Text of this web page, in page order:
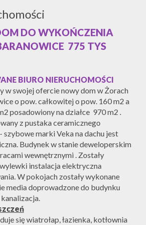
DO WYKOŃCZENIA
775 TYS
BIURO NIERUCHOMOŚCI
w swojej ofercie nowy dom w Żorach
o pow. całkowitej o pow. 160 m2 a
posadowiony na działce 970 m2 .
z pustaka ceramicznego
szybowe marki Veka na dachu jest
Budynek w stanie deweloperskim
wewnętrznymi . Zostały
instalacja elektryczna
W pokojach zostały wykonane
media doprowadzone do budynku
się wiatrołap, łazienka, kotłownia